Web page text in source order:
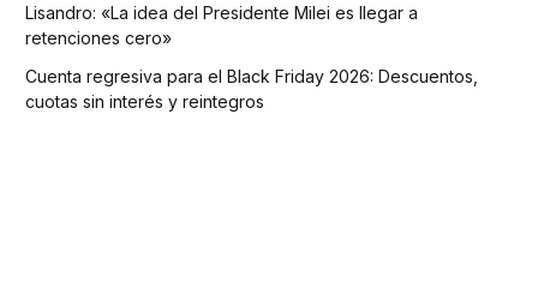
Lisandro: «La idea del Presidente Milei es llegar a
retenciones cero»
Cuenta regresiva para el Black Friday 2026: Descuentos,
cuotas sin interés y reintegros